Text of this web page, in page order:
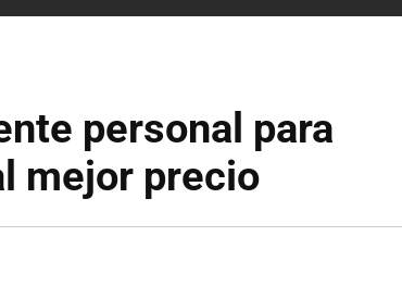
personal para
mejor precio